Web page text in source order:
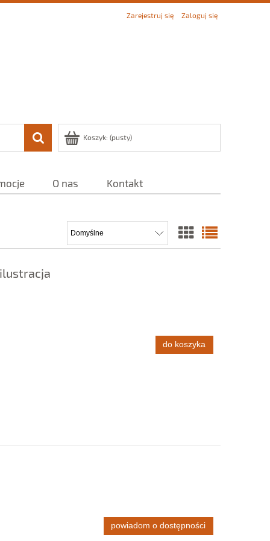
Zarejestruj się Zaloguj się
Koszyk: (pusty)
O nas Kontakt
do koszyka
powiadom o dostępności